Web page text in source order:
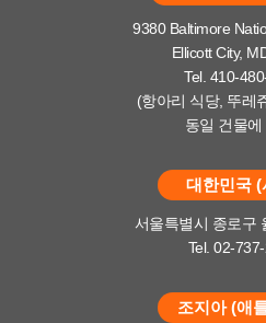
9380 Baltimore
Ellicott City,
Tel. 410-
(항아리 식당, 뚜레
동일 건물에
대한민국 (
서울특별시 종로구
Tel. 02-
조지아 (애